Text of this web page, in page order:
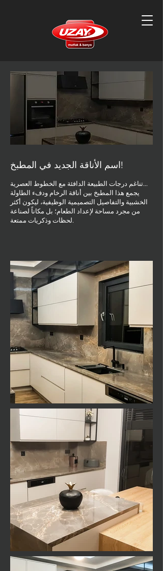
اسم الأناقة الجديد في المطبخ!
تناغم درجات الطبيعة الدافئة مع الخطوط العصرية…
يجمع هذا المطبخ بين أناقة الرخام ودفء الطاولة
الخشبية والتفاصيل التصميمية الوظيفية، ليكون أكثر
من مجرد مساحة لإعداد الطعام؛ بل مكاناً لصناعة
لحظات وذكريات ممتعة.